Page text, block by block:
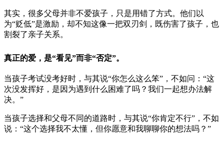
其实，很多父母并非不爱孩子，只是用错了方式。他们以
为“贬低”是激励，却不知这像一把双刃剑，既伤害了孩子，也
割裂了亲子关系。
真正的爱，是“看见”而非“否定”。
当孩子考试没考好时，与其说“你怎么这么笨”，不如问：“这
次没发挥好，是因为遇到什么困难了吗？我们一起想办法解
决。”
当孩子选择和父母不同的道路时，与其说“你肯定不行”，不如
说：“这个选择我不太懂，但你愿意和我聊聊你的想法吗？”